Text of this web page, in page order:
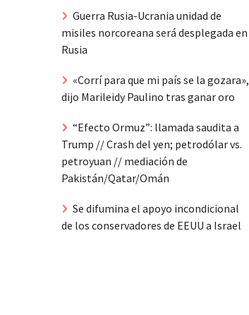
Guerra Rusia-Ucrania unidad de
misiles norcoreana será desplegada en
Rusia
«Corrí para que mi país se la gozara»,
dijo Marileidy Paulino tras ganar oro
“Efecto Ormuz”: llamada saudita a
Trump // Crash del yen; petrodólar vs.
petroyuan // mediación de
Pakistán/Qatar/Omán
Se difumina el apoyo incondicional
de los conservadores de EEUU a Israel